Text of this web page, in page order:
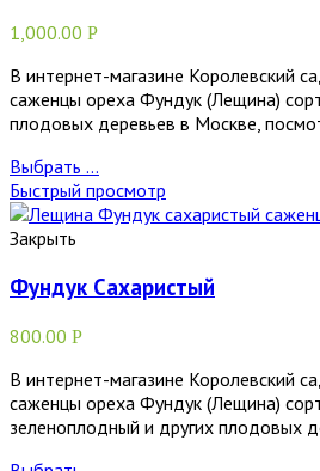
1,000.00 Р
В интернет-магазине Королевский
саженцы ореха Фундук (Лещина)
плодовых деревьев в Москве,
Выбрать ...
Быстрый просмотр
Закрыть
Фундук Сахаристый
800.00 Р
В интернет-магазине Королевский
саженцы ореха Фундук (Лещина)
зеленоплодный и других плодовых